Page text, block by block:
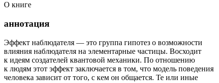
О книге
аннотация
Эффект наблюдателя — это группа гипотез о возможности
влияния наблюдателя на элементарные частицы. Восходит
к идеям создателей квантовой механики. По отношению
к людям этот эффект заключается в том, что модель поведения
человека зависит от того, с кем он общается. Те или иные